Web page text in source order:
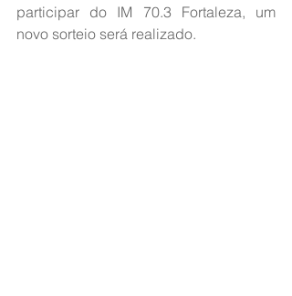
participar do IM 70.3 Fortaleza, um
novo sorteio será realizado.